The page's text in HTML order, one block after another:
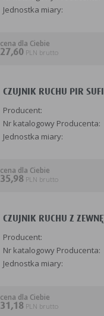
Jednostka miary:
cena dla Ciebie
27,60 PLN brutto
CZUJNIK RUCHU PIR
Producent:
Nr katalogowy Producenta:
Jednostka miary:
cena dla Ciebie
35,98 PLN brutto
CZUJNIK RUCHU Z
Producent:
Nr katalogowy Producenta:
Jednostka miary:
cena dla Ciebie
31,18 PLN brutto